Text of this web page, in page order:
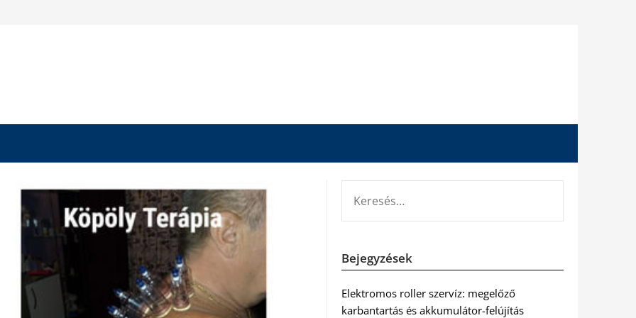
Bejegyzések
Elektromos roller szervíz: megelőző
karbantartás és akkumulátor-felújítás